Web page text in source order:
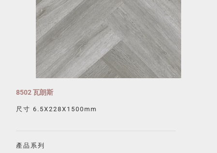
8502 瓦朗斯
尺寸 6.5X228X1500mm
產品系列